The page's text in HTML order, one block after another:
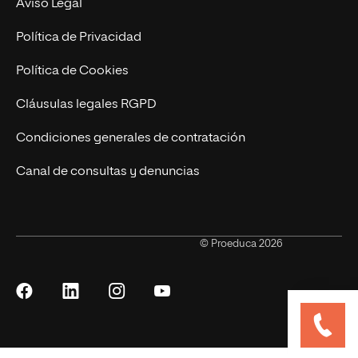
Becas para Formación Profesional
Aviso Legal
Política de Privacidad
Política de Cookies
Cláusulas legales RGPD
Condiciones generales de contratación
Canal de consultas y denuncias
Síguenos
SíguenosSíguenosSíguenos
© Proeduca 2026